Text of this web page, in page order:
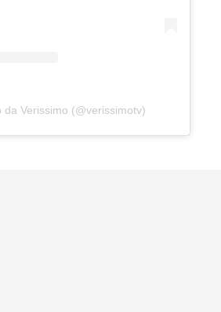
da Verissimo (@verissimotv)